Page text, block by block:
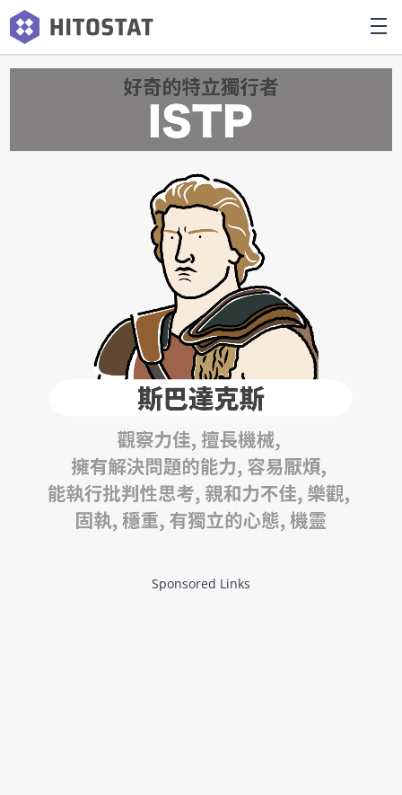
Sponsored Links